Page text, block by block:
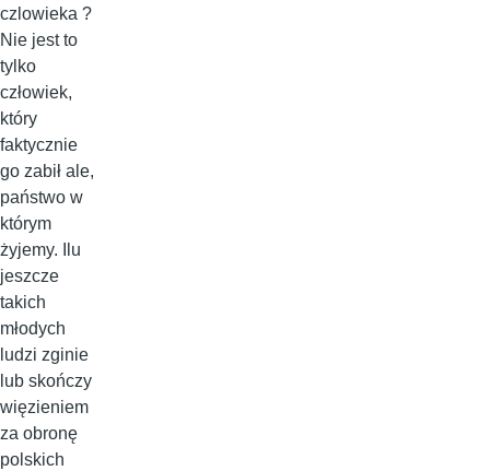
czlowieka ?
Nie jest to
tylko
człowiek,
który
faktycznie
go zabił ale,
państwo w
którym
żyjemy. Ilu
jeszcze
takich
młodych
ludzi zginie
lub skończy
więzieniem
za obronę
polskich